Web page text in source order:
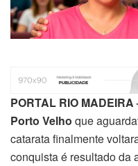
PORTAL RIO MADEIRA
Porto Velho que
catarata finalmente
conquista é resultado da